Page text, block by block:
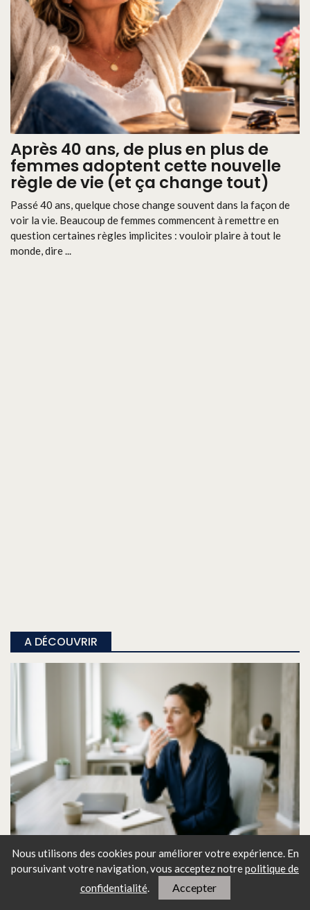
Nous utilisons des cookies pour améliorer votre expérience. En
poursuivant votre navigation, vous acceptez notrepolitique de
confidentialité. Accepter
Après 40 ans, de plus en plus de
femmes adoptent cette nouvelle
règle de vie (et ça change tout)
Passé 40 ans, quelque chose change souvent dans la façon de
voir la vie. Beaucoup de femmes commencent à remettre en
question certaines règles implicites : vouloir plaire à tout le
monde, dire ...
A DÉCOUVRIR
Pourquoi vous vous excusez tout le
temps — et ce que ça dit de vous